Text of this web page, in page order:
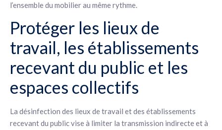
l’ensemble du mobilier au même rythme.
Protéger les lieux de
travail, les établissements
recevant du public et les
espaces collectifs
La désinfection des lieux de travail et des établissements
recevant du public vise à limiter la transmission indirecte et à